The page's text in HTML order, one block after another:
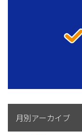
月別アーカイブ